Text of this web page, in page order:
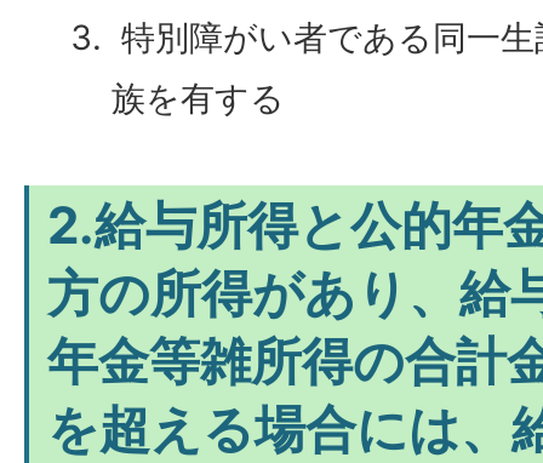
特別障がい者である同一
族を有する
2.給与所得と公的年
方の所得があり、給
年金等雑所得の合計
を超える場合には、